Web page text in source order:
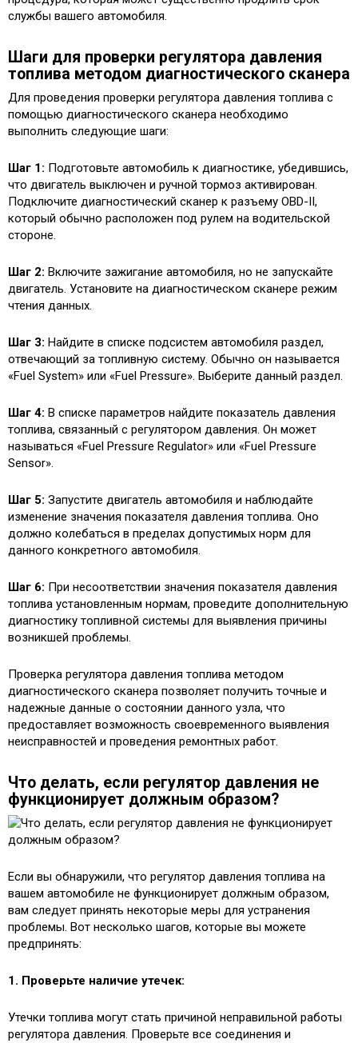
службы вашего автомобиля.
Шаги для проверки регулятора давления
топлива методом диагностического сканера
Для проведения проверки регулятора давления топлива с
помощью диагностического сканера необходимо
выполнить следующие шаги:
Шаг 1: Подготовьте автомобиль к диагностике, убедившись,
что двигатель выключен и ручной тормоз активирован.
Подключите диагностический сканер к разъему OBD-II,
который обычно расположен под рулем на водительской
стороне.
Шаг 2: Включите зажигание автомобиля, но не запускайте
двигатель. Установите на диагностическом сканере режим
чтения данных.
Шаг 3: Найдите в списке подсистем автомобиля раздел,
отвечающий за топливную систему. Обычно он называется
«Fuel System» или «Fuel Pressure». Выберите данный раздел.
Шаг 4: В списке параметров найдите показатель давления
топлива, связанный с регулятором давления. Он может
называться «Fuel Pressure Regulator» или «Fuel Pressure
Sensor».
Шаг 5: Запустите двигатель автомобиля и наблюдайте
изменение значения показателя давления топлива. Оно
должно колебаться в пределах допустимых норм для
данного конкретного автомобиля.
Шаг 6: При несоответствии значения показателя давления
топлива установленным нормам, проведите дополнительную
диагностику топливной системы для выявления причины
возникшей проблемы.
Проверка регулятора давления топлива методом
диагностического сканера позволяет получить точные и
надежные данные о состоянии данного узла, что
предоставляет возможность своевременного выявления
неисправностей и проведения ремонтных работ.
Что делать, если регулятор давления не
функционирует должным образом?
Если вы обнаружили, что регулятор давления топлива на
вашем автомобиле не функционирует должным образом,
вам следует принять некоторые меры для устранения
проблемы. Вот несколько шагов, которые вы можете
предпринять:
1. Проверьте наличие утечек:
Утечки топлива могут стать причиной неправильной работы
регулятора давления. Проверьте все соединения и